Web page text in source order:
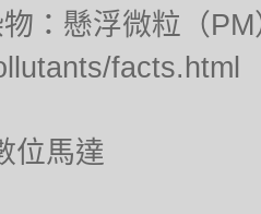
：懸浮微粒（
facts.html
位馬達